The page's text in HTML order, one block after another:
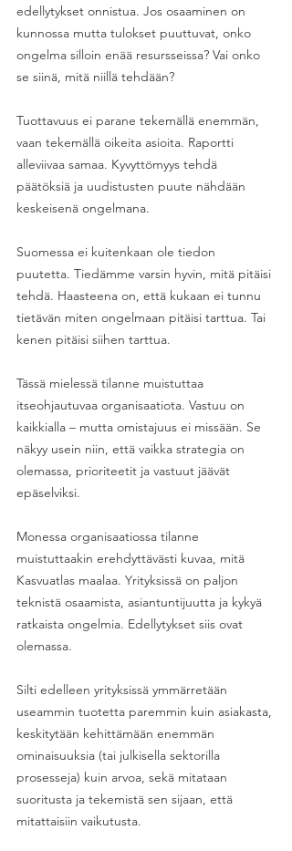
edellytykset onnistua. Jos osaaminen on
kunnossa mutta tulokset puuttuvat, onko
ongelma silloin enää resursseissa? Vai onko
se siinä, mitä niillä tehdään?
Tuottavuus ei parane tekemällä enemmän,
vaan tekemällä oikeita asioita. Raportti
alleviivaa samaa. Kyvyttömyys tehdä
päätöksiä ja uudistusten puute nähdään
keskeisenä ongelmana.
Suomessa ei kuitenkaan ole tiedon
puutetta. Tiedämme varsin hyvin, mitä pitäisi
tehdä. Haasteena on, että kukaan ei tunnu
tietävän miten ongelmaan pitäisi tarttua. Tai
kenen pitäisi siihen tarttua.
Tässä mielessä tilanne muistuttaa
itseohjautuvaa organisaatiota. Vastuu on
kaikkialla – mutta omistajuus ei missään. Se
näkyy usein niin, että vaikka strategia on
olemassa, prioriteetit ja vastuut jäävät
epäselviksi.
Monessa organisaatiossa tilanne
muistuttaakin erehdyttävästi kuvaa, mitä
Kasvuatlas maalaa. Yrityksissä on paljon
teknistä osaamista, asiantuntijuutta ja kykyä
ratkaista ongelmia. Edellytykset siis ovat
olemassa.
Silti edelleen yrityksissä ymmärretään
useammin tuotetta paremmin kuin asiakasta,
keskitytään kehittämään enemmän
ominaisuuksia (tai julkisella sektorilla
prosesseja) kuin arvoa, sekä mitataan
suoritusta ja tekemistä sen sijaan, että
mitattaisiin vaikutusta.